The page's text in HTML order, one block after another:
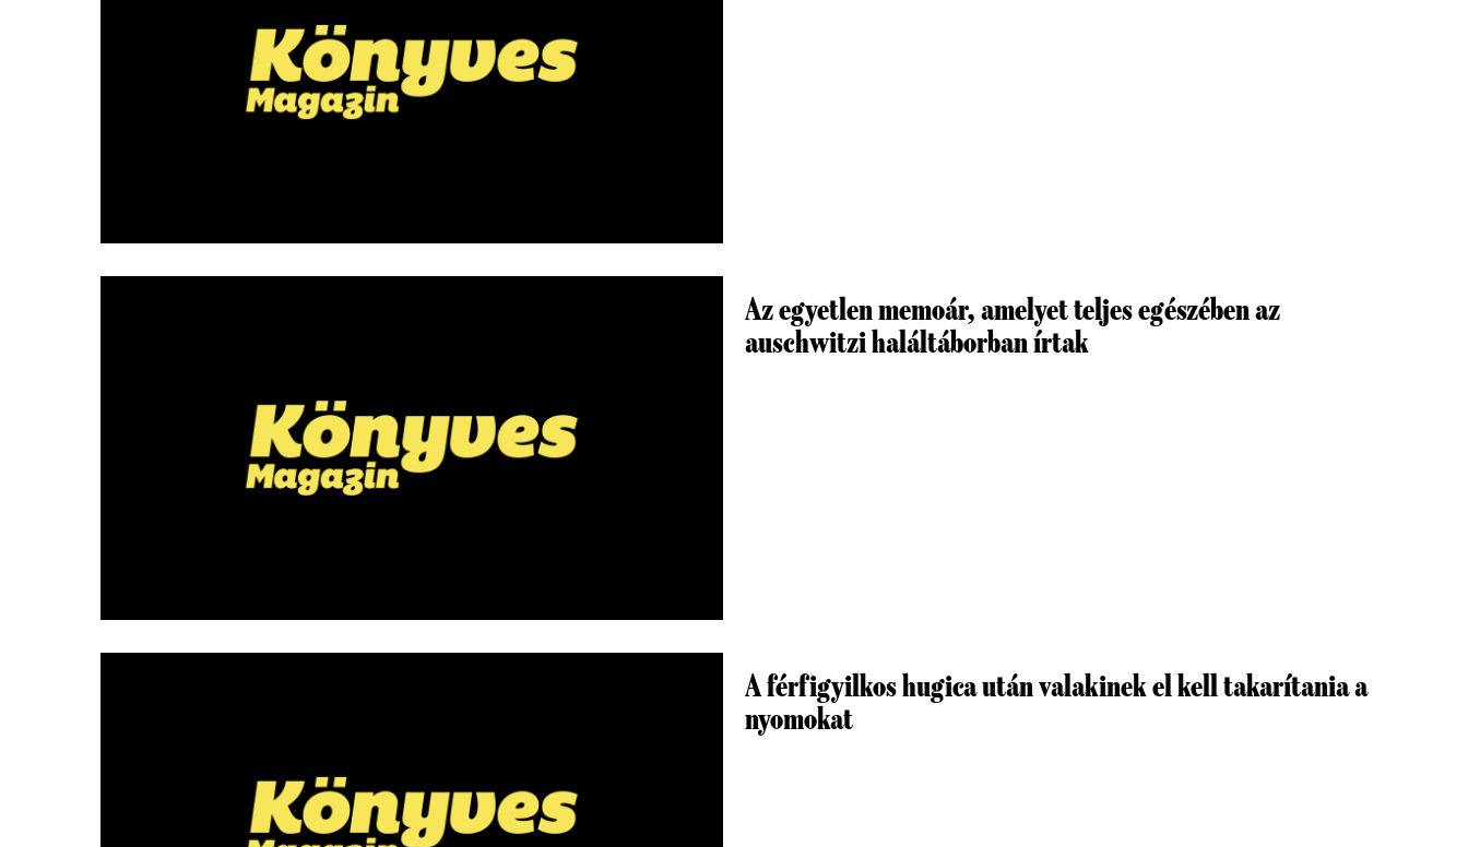
Az egyetlen memoár, amelyet teljes egészében az
auschwitzi haláltáborban írtak
A férfigyilkos hugica után valakinek el kell takarítania a
nyomokat